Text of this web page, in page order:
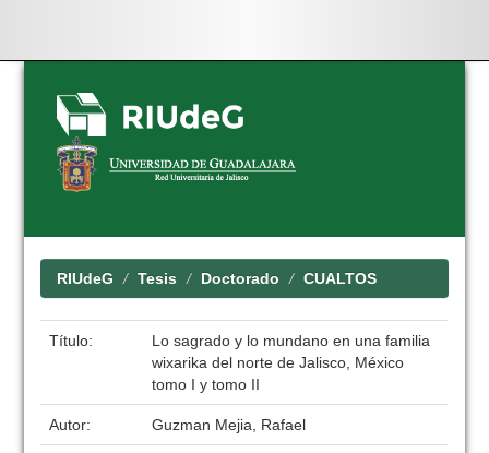
Skip
navigation
RIUdeG Tesis Doctorado CUALTOS
Título:
Lo sagrado y lo mundano en una familia
wixarika del norte de Jalisco, México
tomo I y tomo II
Autor: Guzman Mejia, Rafael